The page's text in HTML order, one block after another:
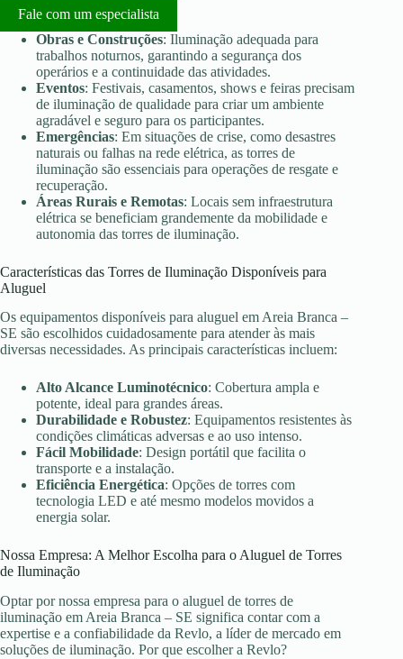
Fale com um especialista
Obras e Construções: Iluminação adequada para
trabalhos noturnos, garantindo a segurança dos
operários e a continuidade das atividades.
Eventos: Festivais, casamentos, shows e feiras precisam
de iluminação de qualidade para criar um ambiente
agradável e seguro para os participantes.
Emergências: Em situações de crise, como desastres
naturais ou falhas na rede elétrica, as torres de
iluminação são essenciais para operações de resgate e
recuperação.
Áreas Rurais e Remotas: Locais sem infraestrutura
elétrica se beneficiam grandemente da mobilidade e
autonomia das torres de iluminação.
Características das Torres de Iluminação Disponíveis para
Aluguel
Os equipamentos disponíveis para aluguel em Areia Branca –
SE são escolhidos cuidadosamente para atender às mais
diversas necessidades. As principais características incluem:
Alto Alcance Luminotécnico: Cobertura ampla e
potente, ideal para grandes áreas.
Durabilidade e Robustez: Equipamentos resistentes às
condições climáticas adversas e ao uso intenso.
Fácil Mobilidade: Design portátil que facilita o
transporte e a instalação.
Eficiência Energética: Opções de torres com
tecnologia LED e até mesmo modelos movidos a
energia solar.
Nossa Empresa: A Melhor Escolha para o Aluguel de Torres
de Iluminação
Optar por nossa empresa para o aluguel de torres de
iluminação em Areia Branca – SE significa contar com a
expertise e a confiabilidade da Revlo, a líder de mercado em
soluções de iluminação. Por que escolher a Revlo?